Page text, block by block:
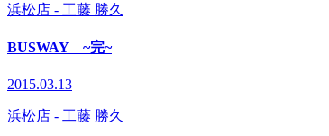
浜松店 - 工藤 勝久
BUSWAY ~完~
2015.03.13
浜松店 - 工藤 勝久